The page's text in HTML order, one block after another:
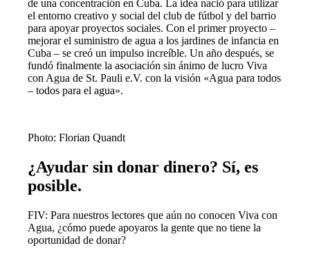
de una concentración en Cuba. La idea nació para utilizar
el entorno creativo y social del club de fútbol y del barrio
para apoyar proyectos sociales. Con el primer proyecto –
mejorar el suministro de agua a los jardines de infancia en
Cuba – se creó un impulso increíble. Un año después, se
fundó finalmente la asociación sin ánimo de lucro Viva
con Agua de St. Pauli e.V. con la visión «Agua para todos
– todos para el agua».
Photo: Florian Quandt
¿Ayudar sin donar dinero? Sí, es
posible.
FIV: Para nuestros lectores que aún no conocen Viva con
Agua, ¿cómo puede apoyaros la gente que no tiene la
oportunidad de donar?